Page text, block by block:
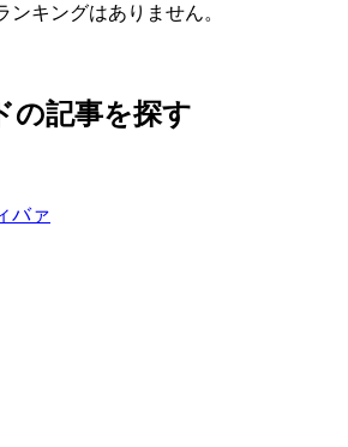
ンキングはありません。
の記事を探す
バァ